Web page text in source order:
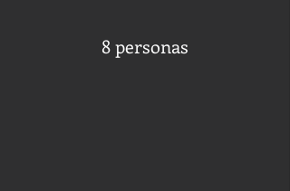
8 personas